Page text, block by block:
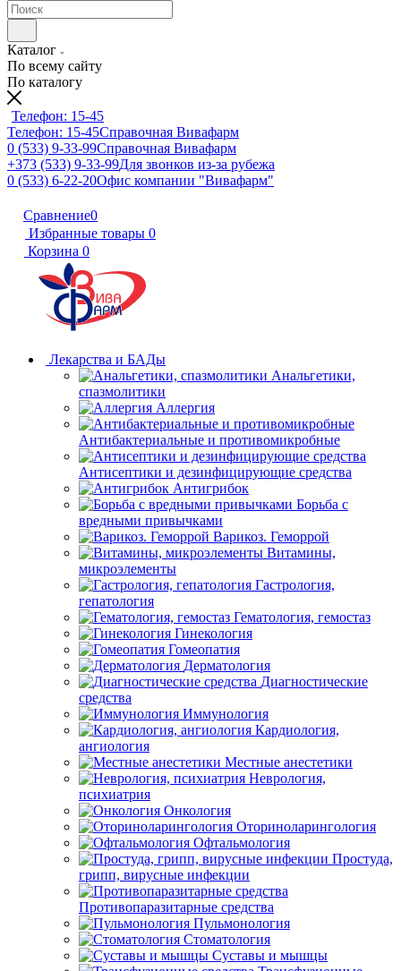
Каталог
По всему сайту
По каталогу
Телефон: 15-45
Телефон: 15-45Справочная Вивафарм
0 (533) 9-33-99Справочная Вивафарм
+373 (533) 9-33-99Для звонков из-за рубежа
0 (533) 6-22-20Офис компании "Вивафарм"
Сравнение0
Избранные товары 0
Корзина 0
Лекарства и БАДы
Анальгетики,
спазмолитики
Аллергия
Антибактериальные и противомикробные
Антисептики и дезинфицирующие средства
Антигрибок
Борьба с
вредными привычками
Варикоз. Геморрой
Витамины,
микроэлементы
Гастрология,
гепатология
Гематология, гемостаз
Гинекология
Гомеопатия
Дерматология
Диагностические
средства
Иммунология
Кардиология,
ангиология
Местные анестетики
Неврология,
психиатрия
Онкология
Оториноларингология
Офтальмология
Простуда,
грипп, вирусные инфекции
Противопаразитарные средства
Пульмонология
Стоматология
Суставы и мышцы